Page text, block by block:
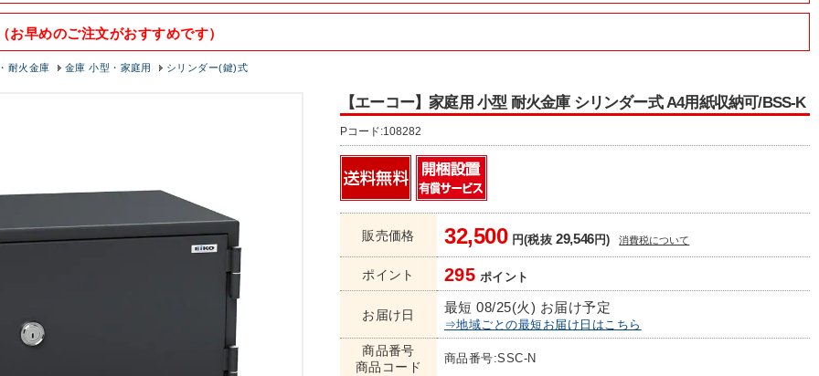
お早めのご注文がおすすめです）
耐火金庫 金庫 小型・家庭用 シリンダー(鍵)式
【エーコー】家庭用 小型 耐火金庫 シリンダー式 A4用紙収納可/BSS-K
Pコード:108282
販売価格 32,500円(税抜29,546円) 消費税について
ポイント 295 ポイント
お届け日 最短 08/25(火) お届け予定
⇒地域ごとの最短お届け日はこちら
商品番号
商品コード
商品番号:SSC-N